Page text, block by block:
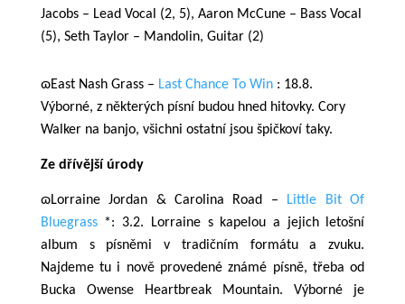
Jacobs – Lead Vocal (2, 5), Aaron McCune – Bass Vocal
(5), Seth Taylor – Mandolin, Guitar (2)
ɷEast Nash Grass – Last Chance To Win : 18.8.
Výborné, z některých písní budou hned hitovky. Cory
Walker na banjo, všichni ostatní jsou špičkoví taky.
Ze dřívější úrody
ɷLorraine Jordan & Carolina Road –
Little Bit Of
Bluegrass*: 3.2. Lorraine s kapelou a jejich letošní
album s písněmi v tradičním formátu a zvuku.
Najdeme tu i nově provedené známé písně, třeba od
Bucka Owense Heartbreak Mountain. Výborné je